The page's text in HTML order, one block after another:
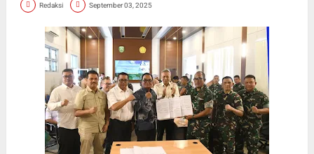
Redaksi September 03, 2025